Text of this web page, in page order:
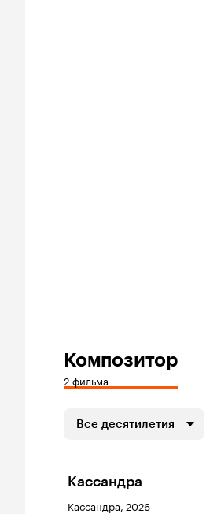
Композитор
2 фильма
Все десятилетия
Кассандра
Кассандра, 2026